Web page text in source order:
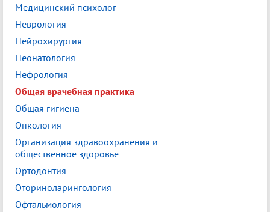
Медицинский психолог
Неврология
Нейрохирургия
Неонатология
Нефрология
Общая врачебная практика
Общая гигиена
Онкология
Организация здравоохранения и
общественное здоровье
Ортодонтия
Оториноларингология
Офтальмология